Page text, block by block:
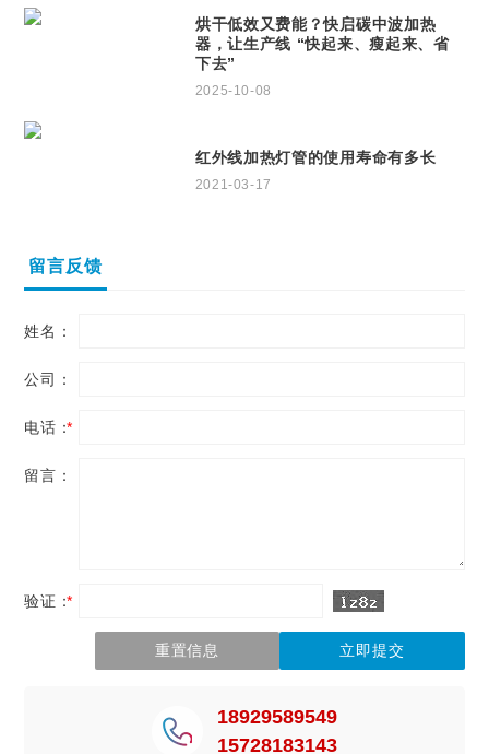
烘干低效又费能？快启碳中波加热
器，让生产线 “快起来、瘦起来、省
下去”
2025-10-08
红外线加热灯管的使用寿命有多长
2021-03-17
留言反馈
姓名：
公司：
电话：
*
留言：
验证：
*
18929589549
15728183143